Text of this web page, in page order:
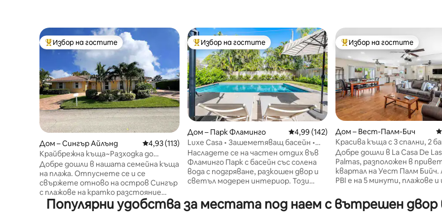
Най-популярен избор на гостите
Избор на гостите
Дом – Сингър Айлънд Средна оценка: 4,93 от 5, 113 отзива
4,93 (113)
Крайбрежна къща~Разходка до
плажа~ Количка за лодка и голф под
наем
Добре дошли в нашата семейна къща
на плажа. Отпуснете се и се
свържете отново на остров Сингър
с плажове на кратко разстояние
пеша. Ресторантите, баровете,
кафето, сладоледът са на кратко
Най-популярен избор на гостите
Избор на гостите
Дом – Парк Фламинго Средна оценка: 4,99 от 5, 142 отзива
4,99 (142)
Luxe Casa • Зашеметяващ басейн •
Близо до плажа и центъра
Насладете се на частен отдих във
Фламинго Парк с басейн със солена
вода с подгряване, разкошен двор и
светъл модерен интериор. Този
предлага елегантна италианска
кухня, удобен хол и трапезария, бърз
Най-популярен избор на
Избор на гостите
Дом – Вест-Палм-Бич
Красива къща с 3 спални, 2
басейн
Добре дошли в La Casa De
Palmas, разположен в
квартал на Уест Палм
PBI е на 5 минути, плажове
Всяка стая разполага с
Roku. Напълно обзаведени,
Популярни удобства за местата под наем с вътрешен двор